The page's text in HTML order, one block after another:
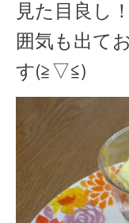
見た目良し
囲気も出て
す(≧▽≦)